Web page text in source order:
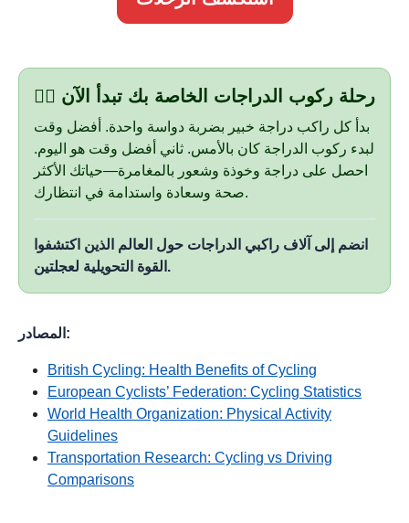
🚴‍♀️ رحلة ركوب الدراجات الخاصة بك تبدأ الآن
بدأ كل راكب دراجة خبير بضربة دواسة واحدة. أفضل وقت
لبدء ركوب الدراجة كان بالأمس. ثاني أفضل وقت هو اليوم.
احصل على دراجة وخوذة وشعور بالمغامرة—حياتك الأكثر
صحة وسعادة واستدامة في انتظارك.
انضم إلى آلاف راكبي الدراجات حول العالم الذين اكتشفوا
القوة التحويلية لعجلتين.
المصادر:
British Cycling: Health Benefits of Cycling
European Cyclists’ Federation: Cycling Statistics
World Health Organization: Physical Activity
Guidelines
Transportation Research: Cycling vs Driving
Comparisons